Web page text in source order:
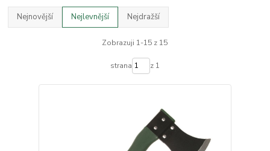
Nejnovější Nejlevnější Nejdražší
Zobrazuji 1-15 z 15
strana z 1